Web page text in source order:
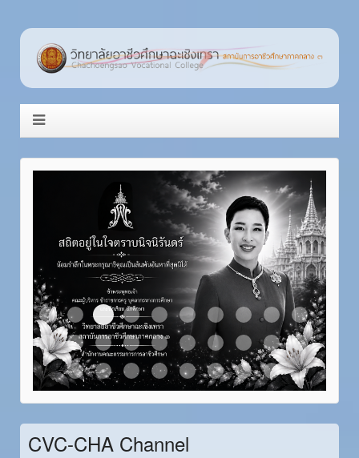
Item 1 Item 2Item 3
Item 4 Item 5 Item 6 Item 7 Item 8Item 9Item 10
Item 11Item 12Item 13Item 14Item 15Item 16 Item 17Item 18Item 19Item 20
Item 21Item 22Item 23Item 24Item 25Item 26Item 27Item 28
CVC-CHA Channel